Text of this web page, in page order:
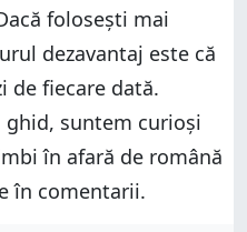
folosești mai
dezavantaj este că
de fiecare dată.
suntem curioși
în afară de română
în comentarii.